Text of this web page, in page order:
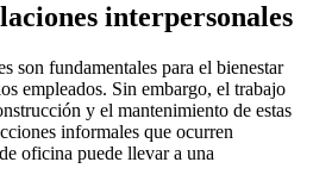
interpersonales
son fundamentales para el bienestar
empleados. Sin embargo, el trabajo
y el mantenimiento de estas
informales que ocurren
oficina puede llevar a una